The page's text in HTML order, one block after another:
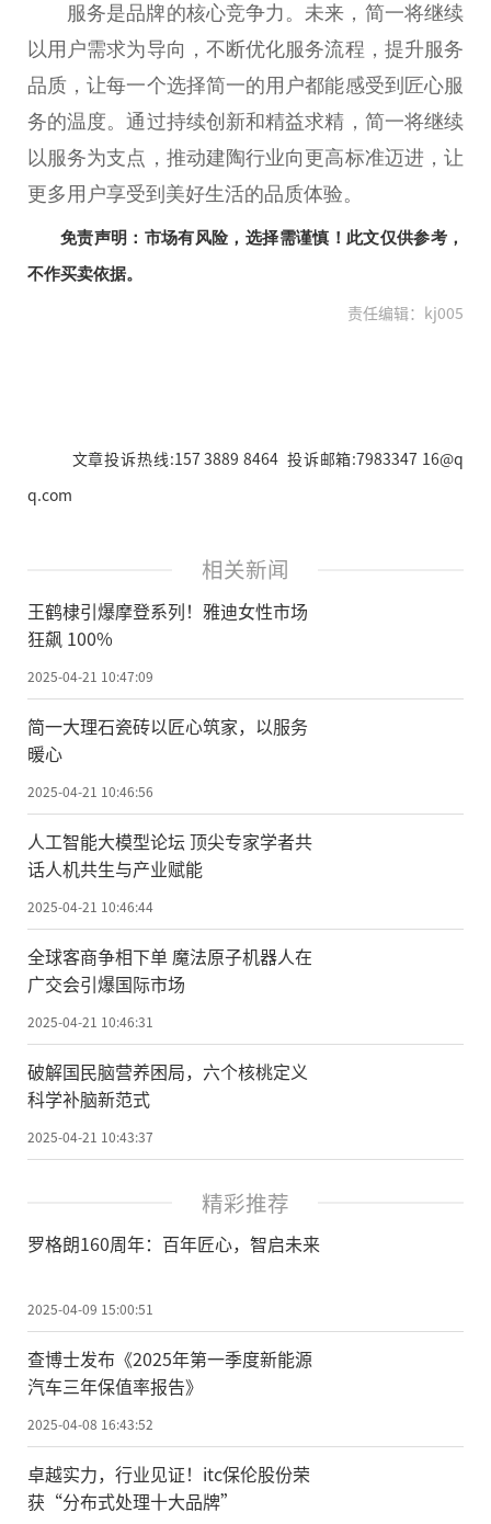
服务是品牌的核心竞争力。未来，简一将继续
以用户需求为导向，不断优化服务流程，提升服务
品质，让每一个选择简一的用户都能感受到匠心服
务的温度。通过持续创新和精益求精，简一将继续
以服务为支点，推动建陶行业向更高标准迈进，让
更多用户享受到美好生活的品质体验。
免责声明：市场有风险，选择需谨慎！此文仅供参考，
不作买卖依据。
责任编辑：kj005
文章投诉热线:157 3889 8464 投诉邮箱:7983347 16@q
q.com
相关新闻
王鹤棣引爆摩登系列！雅迪女性市场
狂飙 100%
2025-04-21 10:47:09
简一大理石瓷砖以匠心筑家，以服务
暖心
2025-04-21 10:46:56
​人工智能大模型论坛 顶尖专家学者共
话人机共生与产业赋能
2025-04-21 10:46:44
全球客商争相下单 魔法原子机器人在
广交会引爆国际市场
2025-04-21 10:46:31
破解国民脑营养困局，六个核桃定义
科学补脑新范式
2025-04-21 10:43:37
精彩推荐
罗格朗160周年：百年匠心，智启未来
2025-04-09 15:00:51
查博士发布《2025年第一季度新能源
汽车三年保值率报告》
2025-04-08 16:43:52
卓越实力，行业见证！itc保伦股份荣
获“分布式处理十大品牌”